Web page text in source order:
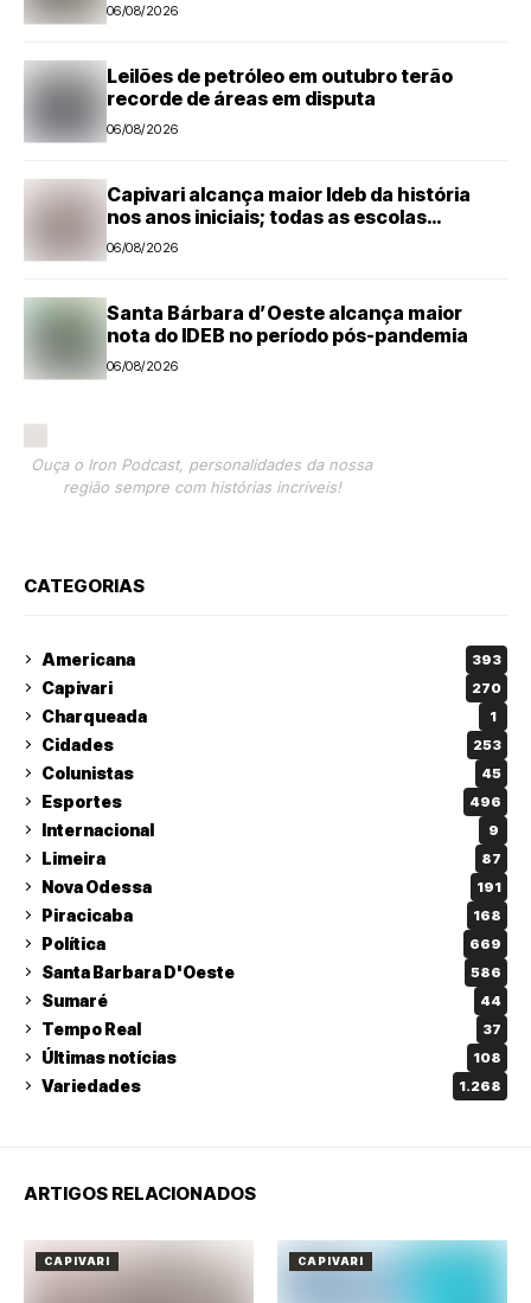
06/08/2026
Leilões de petróleo em outubro terão
recorde de áreas em disputa
06/08/2026
Capivari alcança maior Ideb da história
nos anos iniciais; todas as escolas
avançam
06/08/2026
Santa Bárbara d’Oeste alcança maior
nota do IDEB no período pós-pandemia
06/08/2026
Ouça o Iron Podcast, personalidades da nossa
região sempre com histórias incríveis!
CATEGORIAS
Americana 393
Capivari 270
Charqueada 1
Cidades 253
Colunistas 45
Esportes 496
Internacional 9
Limeira 87
Nova Odessa 191
Piracicaba 168
Política 669
Santa Barbara D'Oeste 586
Sumaré 44
Tempo Real 37
Últimas notícias 108
Variedades 1.268
ARTIGOS RELACIONADOS
CAPIVARI CAPIVARI